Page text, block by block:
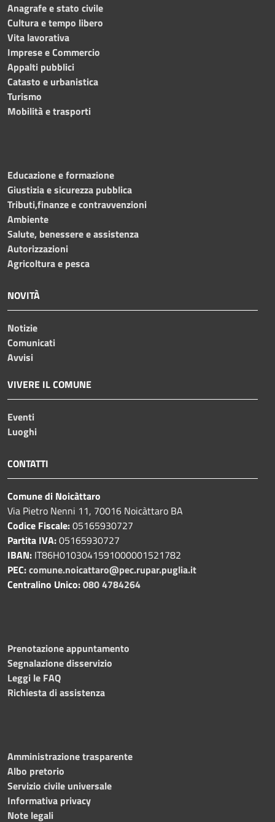
Anagrafe e stato civile
Cultura e tempo libero
Vita lavorativa
Imprese e Commercio
Appalti pubblici
Catasto e urbanistica
Turismo
Mobilità e trasporti
Educazione e formazione
Giustizia e sicurezza pubblica
Tributi,finanze e contravvenzioni
Ambiente
Salute, benessere e assistenza
Autorizzazioni
Agricoltura e pesca
NOVITÀ
Notizie
Comunicati
Avvisi
VIVERE IL COMUNE
Eventi
Luoghi
CONTATTI
Comune di Noicàttaro
Via Pietro Nenni 11, 70016 Noicàttaro BA
Codice Fiscale:05165930727
Partita IVA:05165930727
IBAN: IT86H0103041591000001521782
PEC:comune.noicattaro@pec.rupar.puglia.it
Centralino Unico:080 4784264
Prenotazione appuntamento
Segnalazione disservizio
Leggi le FAQ
Richiesta di assistenza
Amministrazione trasparente
Albo pretorio
Servizio civile universale
Informativa privacy
Note legali